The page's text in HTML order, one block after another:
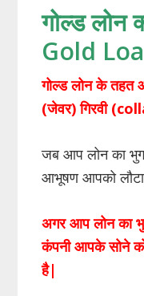
गोल्ड लोन
Gold
गोल्ड लोन के तहत
(जेवर) गिरवी (
जब आप लोन का
आभूषण आपको लौटा
अगर आप लोन का
कंपनी आपके सोने
है|